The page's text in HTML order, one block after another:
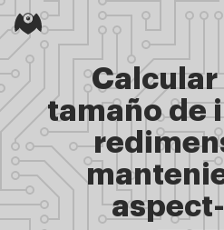
Calcular
tamaño de